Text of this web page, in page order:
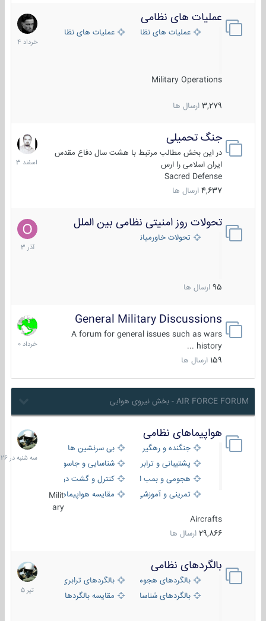
عملیات های نظامی
عملیات های نظامی ایرانعملیات های نظامی خارجی
Military Operations
3,279 ارسال ها
5
خرداد
1404
جنگ تحمیلی
در این بخش مطالب مرتبط با هشت سال دفاع مقدس
ایران اسلامی را ارس
Sacred Defense
4,637 ارسال ها
20
اسفند
1403
تحولات روز امنیتی نظامی بین الملل
تحولات خاورمیانه
95 ارسال ها
21
آذر
1403
General Military Discussions
A forum for general issues such as wars
history ...
159 ارسال ها
10
خرداد
1400
AIR FORCE FORUM - بخش نیروی هوایی
هواپیماهای نظامی
جنگنده و رهگیر
بی سرنشین ها
پشتیبانی و ترابری
شناسایی و جاسوسی
هجومی و بمب افکن
کنترل و گشت دریایی
تمرینی و آموزشی
مقایسه هواپیماهاMilit
ary
Aircrafts
29,866 ارسال ها
سه
شنبه
در
بالگردهای نظامی
بالگردهای هجومی
بالگردهای ترابری
بالگردهای شناسایی
مقایسه بالگردها
22
تیر
1405